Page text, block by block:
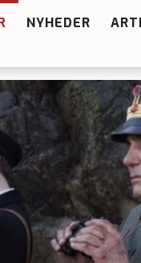
NYHEDER